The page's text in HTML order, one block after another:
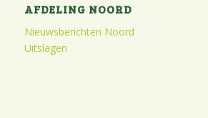
AFDELING NOORD
Nieuwsberichten Noord
Uitslagen